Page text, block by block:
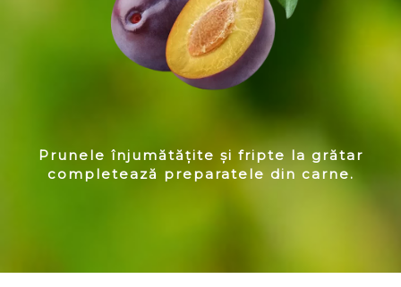
Prunele înjumătățite și fripte la grătar
completează preparatele din carne.